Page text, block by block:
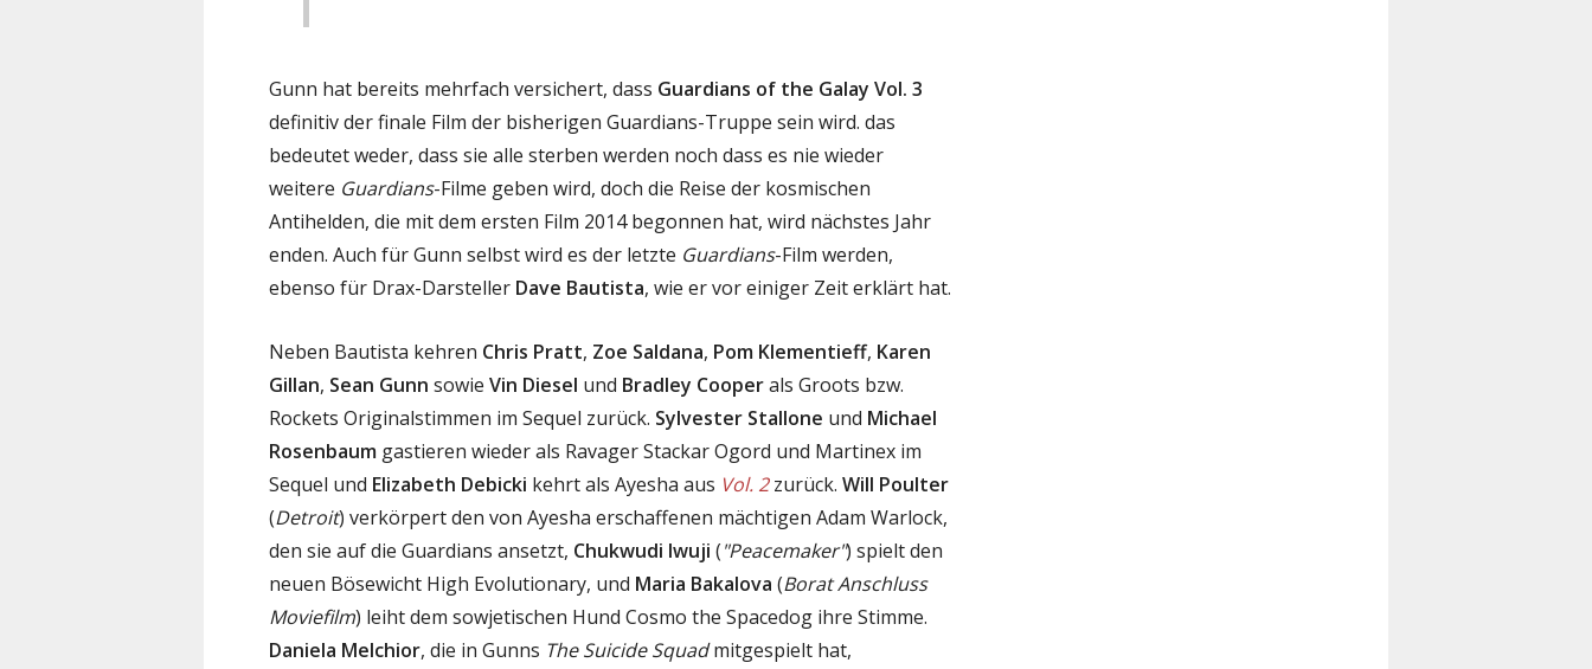
Gunn hat bereits mehrfach versichert, dass Guardians of the Galay Vol. 3
definitiv der finale Film der bisherigen Guardians-Truppe sein wird. das
bedeutet weder, dass sie alle sterben werden noch dass es nie wieder
weitere Guardians-Filme geben wird, doch die Reise der kosmischen
Antihelden, die mit dem ersten Film 2014 begonnen hat, wird nächstes Jahr
enden. Auch für Gunn selbst wird es der letzte Guardians-Film werden,
ebenso für Drax-Darsteller Dave Bautista, wie er vor einiger Zeit erklärt hat.
Neben Bautista kehren Chris Pratt, Zoe Saldana, Pom Klementieff, Karen
Gillan, Sean Gunn sowie Vin Diesel und Bradley Cooperals Groots bzw.
Rockets Originalstimmen im Sequel zurück. Sylvester Stallone und Michael
Rosenbaum gastieren wieder als Ravager Stackar Ogord und Martinex im
Sequel und Elizabeth Debicki kehrt als Ayesha aus Vol. 2zurück. Will Poulter
(Detroit) verkörpert den von Ayesha erschaffenen mächtigen Adam Warlock,
den sie auf die Guardians ansetzt, Chukwudi Iwuji ("Peacemaker") spielt den
neuen Bösewicht High Evolutionary, und Maria Bakalova (Borat Anschluss
Moviefilm) leiht dem sowjetischen Hund Cosmo the Spacedog ihre Stimme.
Daniela Melchior, die in Gunns The Suicide Squadmitgespielt hat,